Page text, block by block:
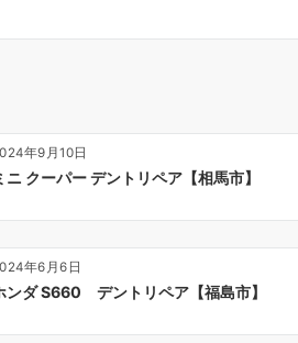
年9月10日
ニ クーパー デントリペア【相馬市】
年6月6日
ンダ S660 デントリペア【福島市】